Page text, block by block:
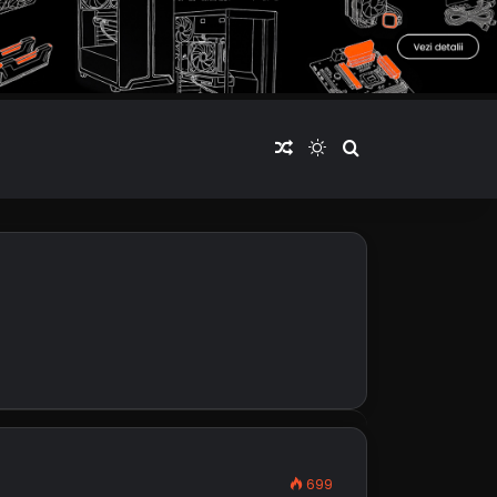
Articol aleatoriu
Switch skin
Cauta articole
699